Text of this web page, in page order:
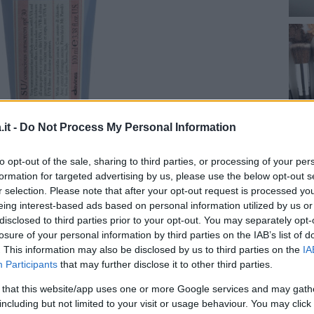
- Do Not Process My Personal Information
opt-out of the sale, sharing to third parties, or processing of your
for targeted advertising by us, please use the below opt-out
selection. Please note that after your opt-out request is processed
interest-based ads based on personal information utilized by us
to third parties prior to your opt-out. You may separately
of your personal information by third parties on the IAB’s list of
This information may also be disclosed by us to third parties on the
Participants that may further disclose it to other third parties.
that this website/app uses one or more Google services and may
but not limited to your visit or usage behaviour. You may
corpo, resistente all’acqua. Formula di
minore tossicitàacquatica e a ridotto
la pelle minimizzando l’impatto
di Abissinia, per rinforzare la barriera